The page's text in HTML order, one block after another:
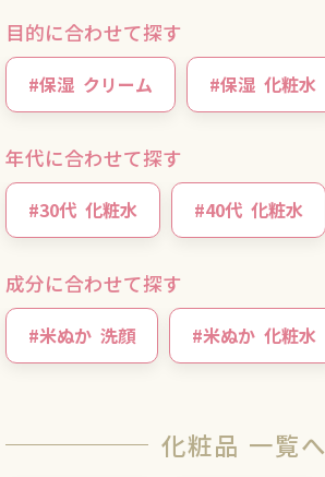
目的に合わせて探す
#保湿 クリーム #保湿 化粧水
年代に合わせて探す
#30代 化粧水 #40代 化粧水
成分に合わせて探す
#米ぬか 洗顔 #米ぬか 化粧水
化粧品 一覧へ